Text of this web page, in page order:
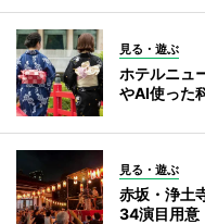
見る・遊ぶ
ホテルニュ
やAI使った
見る・遊ぶ
赤坂・浄土
34演目用意